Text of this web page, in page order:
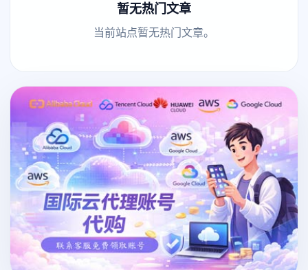
暂无热门文章
当前站点暂无热门文章。